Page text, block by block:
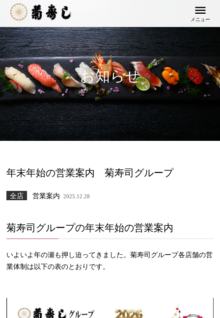
メニュー
お知らせ
年末年始の営業案内 菊寿司グループ
全店 営業案内 2025.12.28
菊寿司グループの年末年始の営業案内
いよいよ年の瀬も押し迫ってきました。菊寿司グループ各店舗の営
業体制は以下の表のとおりです。